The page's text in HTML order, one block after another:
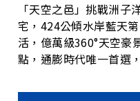
「天空之邑」挑戰洲子
宅，424公傾水岸藍天
活，億萬級360°天空豪
點，通膨時代唯一首選